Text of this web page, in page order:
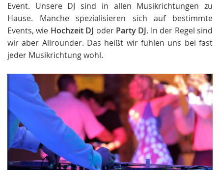
Event. Unsere DJ sind in allen Musikrichtungen zu
Hause. Manche spezialisieren sich auf bestimmte
Events, wie Hochzeit DJ oder Party DJ. In der Regel sind
wir aber Allrounder. Das heißt wir fühlen uns bei fast
jeder Musikrichtung wohl.